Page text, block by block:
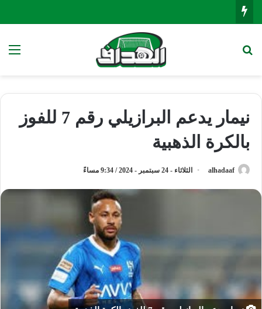
نيمار يدعم البرازيلي رقم 7 للفوز
بالكرة الذهبية
alhadaaf الثلاثاء - 24 سبتمبر - 2024 / 9:34 مساءً